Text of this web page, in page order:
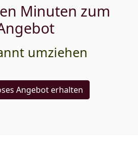
Minuten zum
umziehen
Angebot erhalten